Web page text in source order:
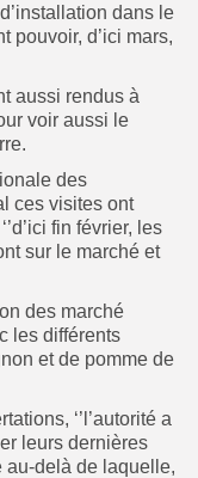
dans le
pouvoir, d’ici mars,
aussi rendus à
voir aussi le
des
ces visites ont
fin février, les
sur le marché et
des marché
les différents
et de pomme de
‘’l’autorité a
leurs dernières
au-delà de laquelle,